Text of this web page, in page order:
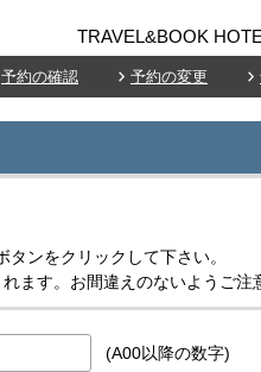
TRAVEL&BOOK
予約の確認 予約の変更
ンをクリックして下さい。
ます。お間違えのないようご注
(A00以降の数字)